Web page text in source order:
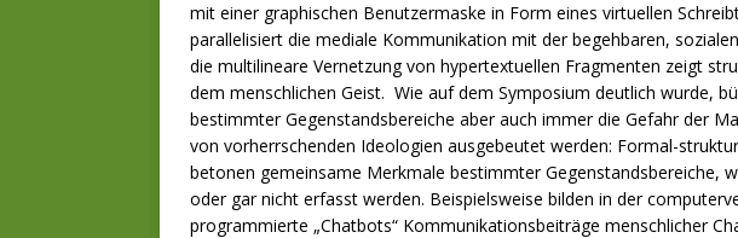
mit einer graphischen Benutzermaske in Form eines virtuellen
parallelisiert die mediale Kommunikation mit der begehbaren,
die multilineare Vernetzung von hypertextuellen Fragmenten zeigt
dem menschlichen Geist. Wie auf dem Symposium deutlich wurde,
bestimmter Gegenstandsbereiche aber auch immer die Gefahr der
von vorherrschenden Ideologien ausgebeutet werden: Formal-
betonen gemeinsame Merkmale bestimmter Gegenstandsbereiche,
oder gar nicht erfasst werden. Beispielsweise bilden in der
programmierte „Chatbots“ Kommunikationsbeiträge menschlicher